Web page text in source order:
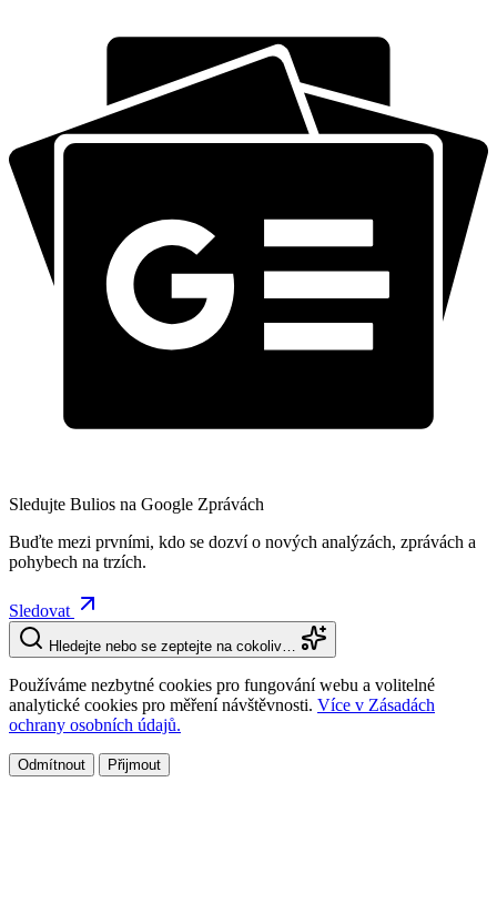
Sledujte Bulios na Google Zprávách
Buďte mezi prvními, kdo se dozví o nových analýzách, zprávách a
pohybech na trzích.
Sledovat
Hledejte nebo se zeptejte na cokoliv…
Používáme nezbytné cookies pro fungování webu a volitelné
analytické cookies pro měření návštěvnosti. Více v Zásadách
ochrany osobních údajů.
Odmítnout Přijmout